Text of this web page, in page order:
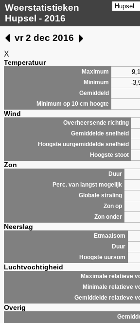
Weerstatistieken
Hupsel - 2016
vr 2 dec 2016
X
Temperatuur
Maximum 9,1
Minimum -
Gemiddeld
Minimum op 10 cm hoogte
Wind
Overheersende richting
Gemiddelde snelheid
Hoogste uurgemiddelde snelheid
Hoogste stoot
Zon
Duur
Perc. van langst mogelijk
Globale straling
Zon op
Zon onder
Neerslag
Etmaalsom
Duur
Hoogste uursom
Luchtvochtigheid
Maximale relatieve
Minimale relatieve
Gemiddelde relatieve
Overig